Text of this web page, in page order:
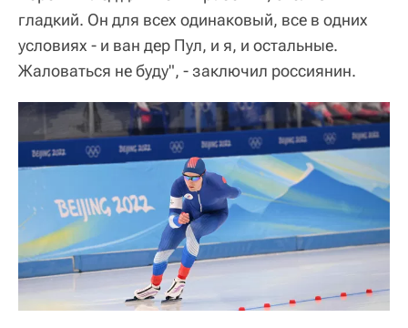
гладкий. Он для всех одинаковый, все в одних
условиях - и ван дер Пул, и я, и остальные.
Жаловаться не буду", - заключил россиянин.